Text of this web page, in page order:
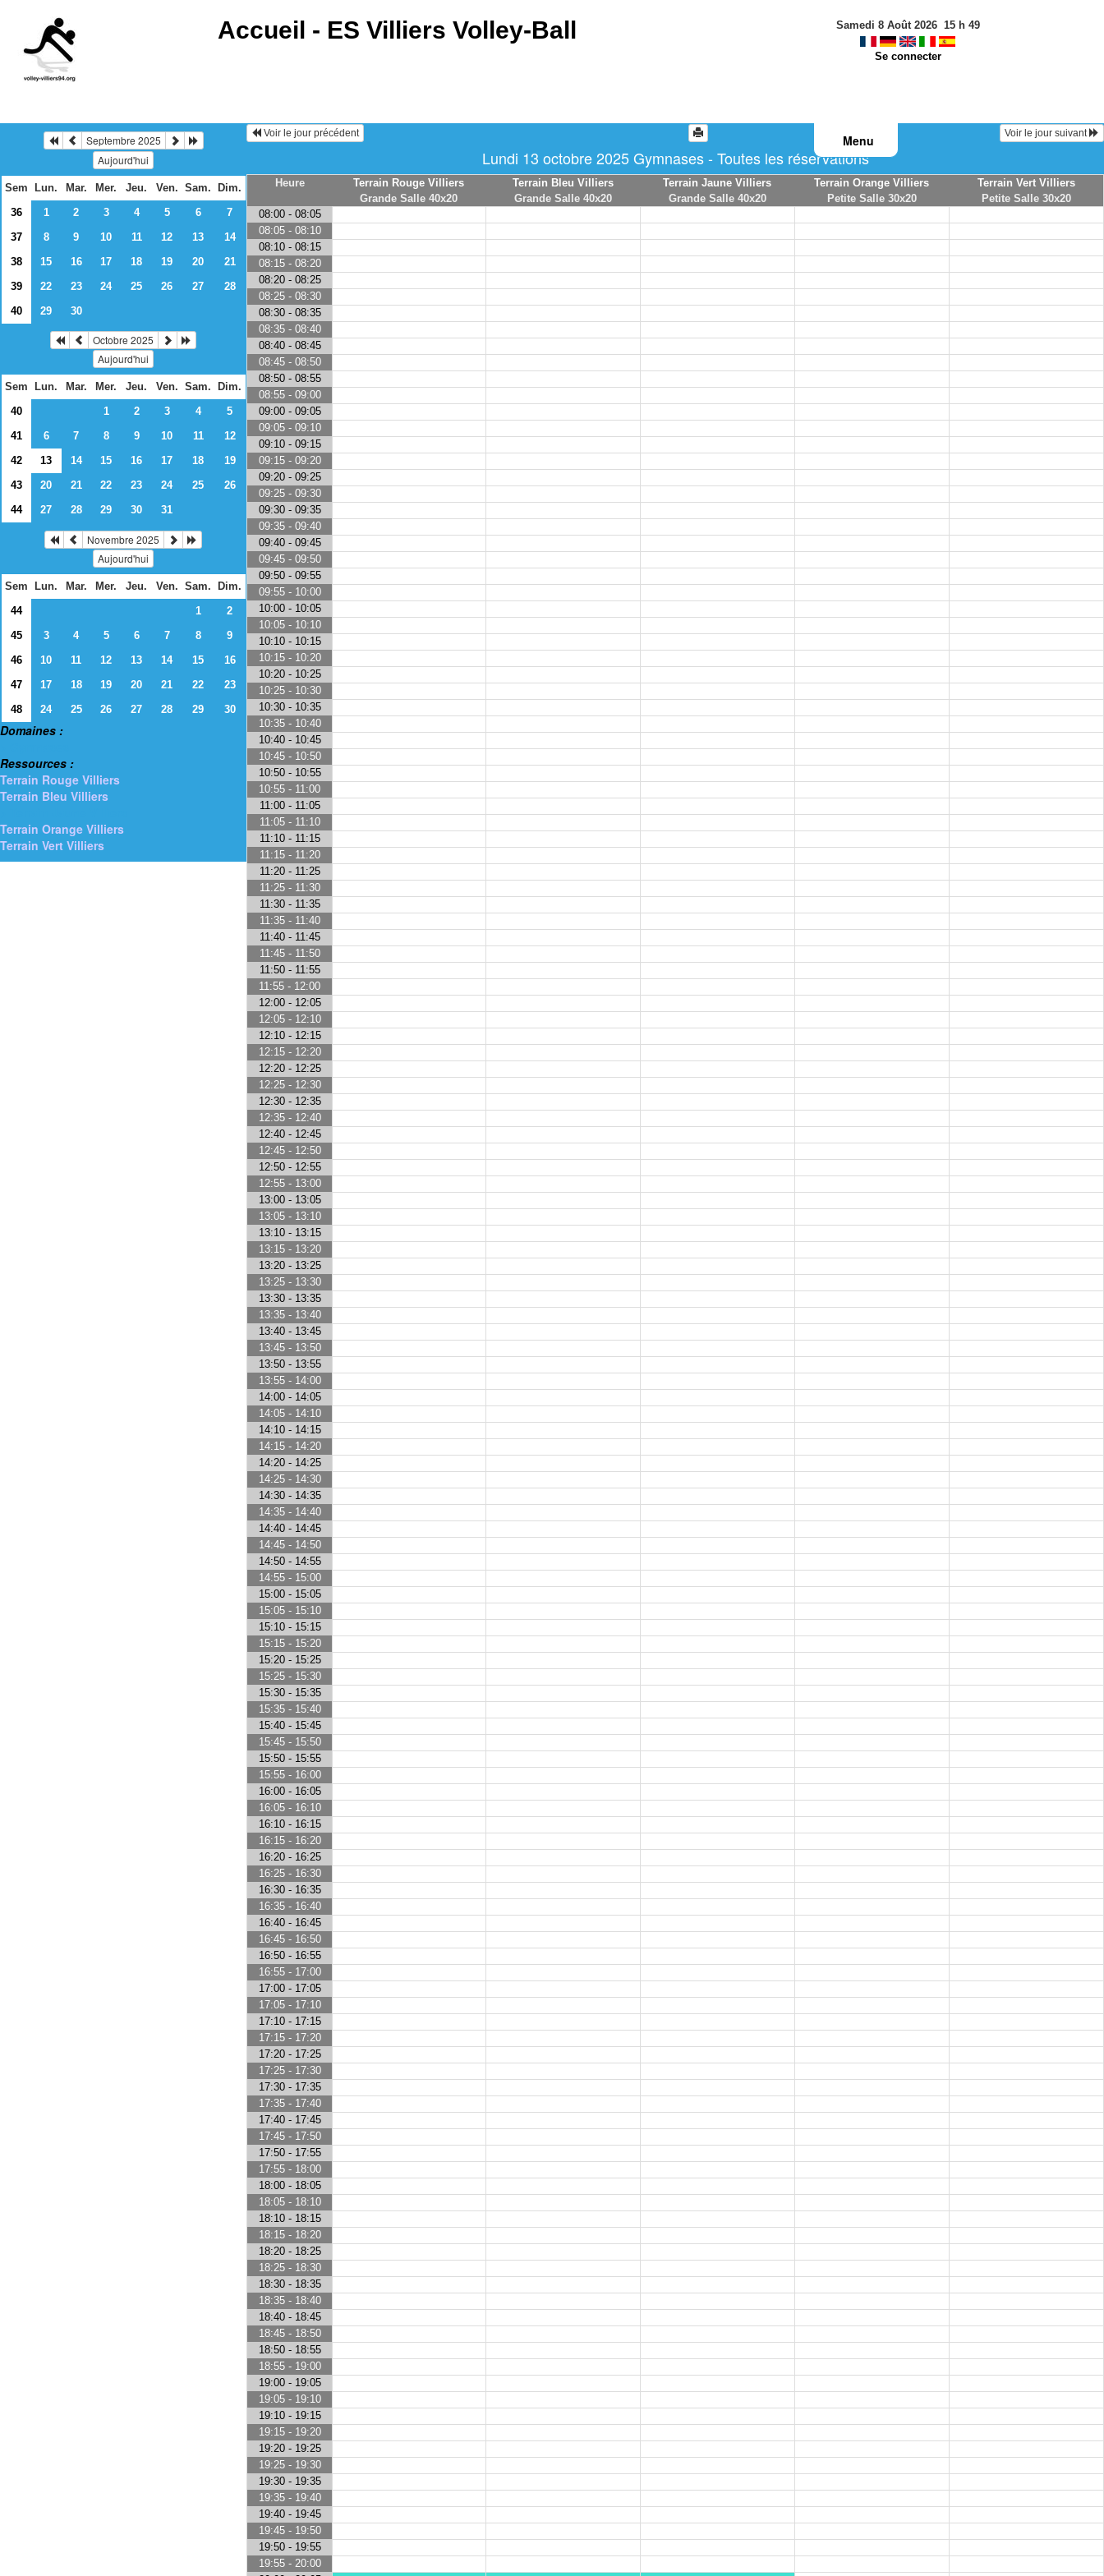
Accueil - ES Villiers Volley-Ball Samedi 8 Août 2026 15h 49
Se connecter
Menu
Septembre 2025
Aujourd'hui
Sem Lun. Mar. Mer. Jeu. Ven. Sam. Dim.
36
1 2 3 4 5 6
7
37
8 9 10 11 12 13
14
38
15 16 17 18 19 20
21
39
22 23 24 25 26 27
28
40
29 30
Octobre 2025
Aujourd'hui
Sem Lun. Mar. Mer. Jeu. Ven. Sam.
Dim.
40
1 2 3 4
5
41
6 7 8 9 10 11
12
42
13 14 15 16 17 18
19
43
20 21 22 23 24 25
26
44
27 28 29 30 31
Novembre 2025
Aujourd'hui
Sem Lun. Mar. Mer. Jeu. Ven. Sam.
Dim.
44
1
2
45
3 4 5 6 7 8
9
46
10 11 12 13 14 15
16
47
17 18 19 20 21 22
23
48
24 25 26 27 28 29 30
Domaines :
Ressources :
Terrain Rouge Villiers
Terrain Bleu Villiers
Terrain Orange Villiers
Terrain Vert Villiers
Voir le jour précédent Voir le jour suivant
Lundi 13 octobre 2025 Gymnases - Toutes les réservations
Heure
Terrain Rouge Villiers
Grande Salle 40x20
Terrain Bleu Villiers
Grande Salle 40x20
Terrain Jaune Villiers
Grande Salle 40x20
Terrain Orange Villiers
Petite Salle 30x20
Terrain Vert Villiers
Petite Salle 30x20
08:00 - 08:05
08:05 - 08:10
08:10 - 08:15
08:15 - 08:20
08:20 - 08:25
08:25 - 08:30
08:30 - 08:35
08:35 - 08:40
08:40 - 08:45
08:45 - 08:50
08:50 - 08:55
08:55 - 09:00
09:00 - 09:05
09:05 - 09:10
09:10 - 09:15
09:15 - 09:20
09:20 - 09:25
09:25 - 09:30
09:30 - 09:35
09:35 - 09:40
09:40 - 09:45
09:45 - 09:50
09:50 - 09:55
09:55 - 10:00
10:00 - 10:05
10:05 - 10:10
10:10 - 10:15
10:15 - 10:20
10:20 - 10:25
10:25 - 10:30
10:30 - 10:35
10:35 - 10:40
10:40 - 10:45
10:45 - 10:50
10:50 - 10:55
10:55 - 11:00
11:00 - 11:05
11:05 - 11:10
11:10 - 11:15
11:15 - 11:20
11:20 - 11:25
11:25 - 11:30
11:30 - 11:35
11:35 - 11:40
11:40 - 11:45
11:45 - 11:50
11:50 - 11:55
11:55 - 12:00
12:00 - 12:05
12:05 - 12:10
12:10 - 12:15
12:15 - 12:20
12:20 - 12:25
12:25 - 12:30
12:30 - 12:35
12:35 - 12:40
12:40 - 12:45
12:45 - 12:50
12:50 - 12:55
12:55 - 13:00
13:00 - 13:05
13:05 - 13:10
13:10 - 13:15
13:15 - 13:20
13:20 - 13:25
13:25 - 13:30
13:30 - 13:35
13:35 - 13:40
13:40 - 13:45
13:45 - 13:50
13:50 - 13:55
13:55 - 14:00
14:00 - 14:05
14:05 - 14:10
14:10 - 14:15
14:15 - 14:20
14:20 - 14:25
14:25 - 14:30
14:30 - 14:35
14:35 - 14:40
14:40 - 14:45
14:45 - 14:50
14:50 - 14:55
14:55 - 15:00
15:00 - 15:05
15:05 - 15:10
15:10 - 15:15
15:15 - 15:20
15:20 - 15:25
15:25 - 15:30
15:30 - 15:35
15:35 - 15:40
15:40 - 15:45
15:45 - 15:50
15:50 - 15:55
15:55 - 16:00
16:00 - 16:05
16:05 - 16:10
16:10 - 16:15
16:15 - 16:20
16:20 - 16:25
16:25 - 16:30
16:30 - 16:35
16:35 - 16:40
16:40 - 16:45
16:45 - 16:50
16:50 - 16:55
16:55 - 17:00
17:00 - 17:05
17:05 - 17:10
17:10 - 17:15
17:15 - 17:20
17:20 - 17:25
17:25 - 17:30
17:30 - 17:35
17:35 - 17:40
17:40 - 17:45
17:45 - 17:50
17:50 - 17:55
17:55 - 18:00
18:00 - 18:05
18:05 - 18:10
18:10 - 18:15
18:15 - 18:20
18:20 - 18:25
18:25 - 18:30
18:30 - 18:35
18:35 - 18:40
18:40 - 18:45
18:45 - 18:50
18:50 - 18:55
18:55 - 19:00
19:00 - 19:05
19:05 - 19:10
19:10 - 19:15
19:15 - 19:20
19:20 - 19:25
19:25 - 19:30
19:30 - 19:35
19:35 - 19:40
19:40 - 19:45
19:45 - 19:50
19:50 - 19:55
19:55 - 20:00